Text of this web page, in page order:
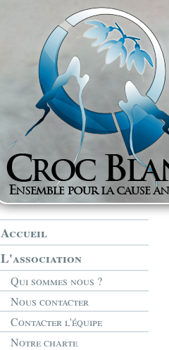
Accueil
L'association
Qui sommes nous ?
Nous contacter
Contacter l'équipe
Notre charte